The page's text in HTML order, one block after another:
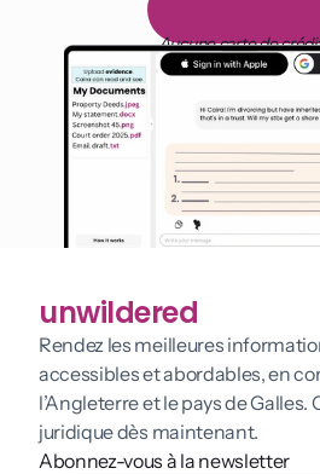
E
Aucune carte de
unwildered
Rendez les meilleures
accessibles et abordables, en
l’Angleterre et le pays de Galles.
juridique dès maintenant.
Abonnez-vous à la newsletter